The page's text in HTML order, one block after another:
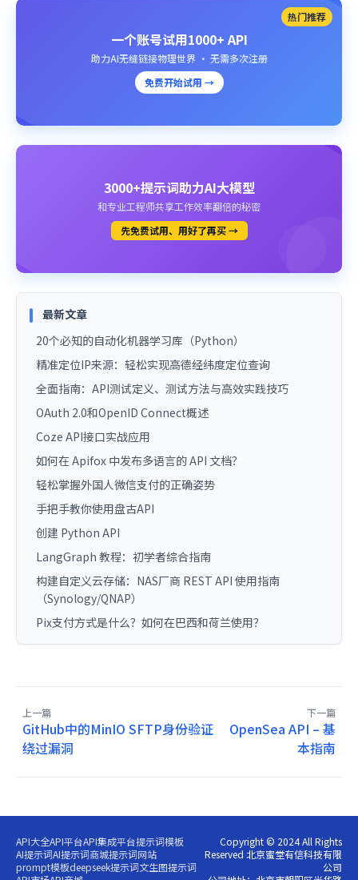
热门推荐
一个账号试用1000+ API
助力AI无缝链接物理世界 · 无需多次注册
免费开始试用 →
3000+提示词助力AI大模型
和专业工程师共享工作效率翻倍的秘密
先免费试用、用好了再买 →
最新文章
20个必知的自动化机器学习库（Python）
精准定位IP来源：轻松实现高德经纬度定位查询
全面指南：API测试定义、测试方法与高效实践技巧
OAuth 2.0和OpenID Connect概述
Coze API接口实战应用
如何在 Apifox 中发布多语言的 API 文档？
轻松掌握外国人微信支付的正确姿势
手把手教你使用盘古API
创建 Python API
LangGraph 教程：初学者综合指南
构建自定义云存储：NAS厂商 REST API 使用指南
（Synology/QNAP）
Pix支付方式是什么？如何在巴西和荷兰使用？
上一篇
GitHub中的MinIO SFTP身份验证
绕过漏洞
下一篇
OpenSea API – 基
本指南
API大全API平台API集成平台提示词模板
AI提示词AI提示词商城提示词网站
prompt模板deepseek提示词文生图提示词
Copyright © 2024 All Rights
Reserved 北京蜜堂有信科技有限
公司